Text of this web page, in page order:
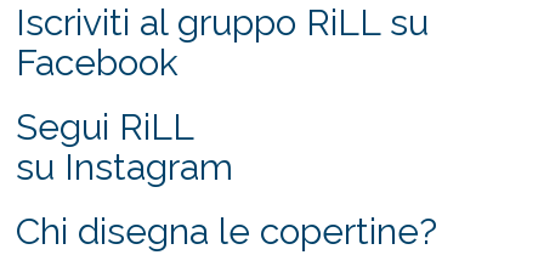
Iscriviti al gruppo RiLL su
Facebook
Segui RiLL
su Instagram
Chi disegna le copertine?